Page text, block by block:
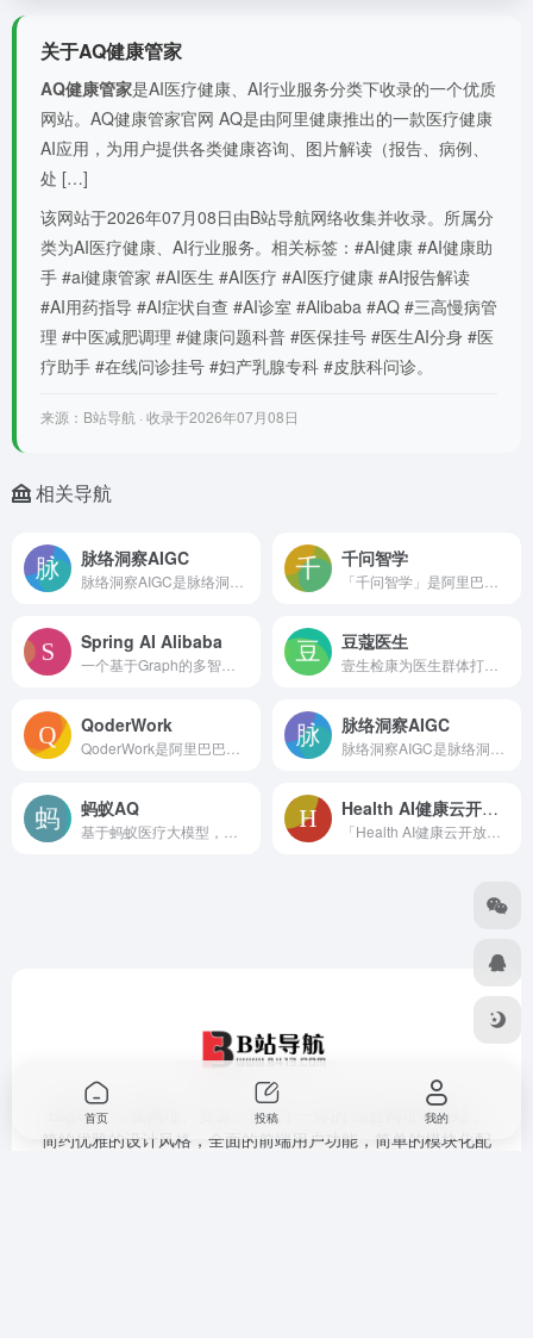
关于AQ健康管家
AQ健康管家是AI医疗健康、AI行业服务分类下收录的一个优质
网站。AQ健康管家官网 AQ是由阿里健康推出的一款医疗健康
AI应用，为用户提供各类健康咨询、图片解读（报告、病例、
处 […]
该网站于2026年07月08日由B站导航网络收集并收录。所属分
类为AI医疗健康、AI行业服务。相关标签：#AI健康 #AI健康助
手 #ai健康管家 #AI医生 #AI医疗 #AI医疗健康 #AI报告解读
#AI用药指导 #AI症状自查 #AI诊室 #Alibaba #AQ #三高慢病管
理 #中医减肥调理 #健康问题科普 #医保挂号 #医生AI分身 #医
疗助手 #在线问诊挂号 #妇产乳腺专科 #皮肤科问诊。
来源：B站导航 · 收录于2026年07月08日
相关导航
脉络洞察AIGC 千问智学
Spring AI Alibaba 豆蔻医生
QoderWork 脉络洞察AIGC
蚂蚁AQ Health AI健康云开放平台
B站导航 ，集网址、资源、资讯于一体的 综合网址导航站，
简约优雅的设计风格，全面的前端用户功能，简单的模块化配
首页 投稿 我的